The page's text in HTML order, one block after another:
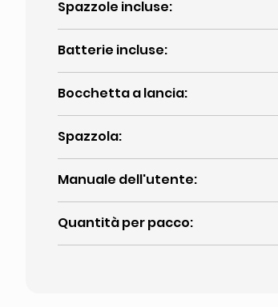
Spazzole incluse:
Batterie incluse:
Bocchetta a lancia:
Spazzola:
Manuale dell'utente:
Quantità per pacco: